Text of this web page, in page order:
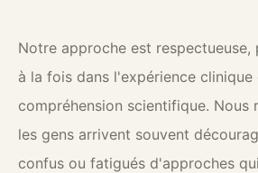
Notre approche est respectueuse,
à la fois dans l'expérience clinique
compréhension scientifique. Nous
les gens arrivent souvent
confus ou fatigués d'approches